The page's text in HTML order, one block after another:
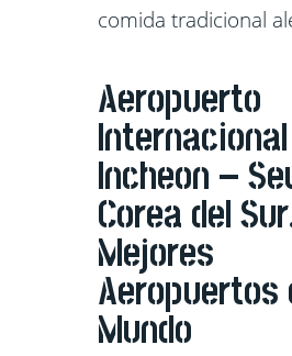
comida tradicional
Aeropuerto
Incheon –
Corea del
Mejores
Aeropuertos
Mundo